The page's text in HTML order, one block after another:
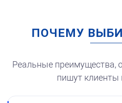
Штемпельная
для
250
ПОЧЕМУ
Реальные преимущества,
пишут клиенты